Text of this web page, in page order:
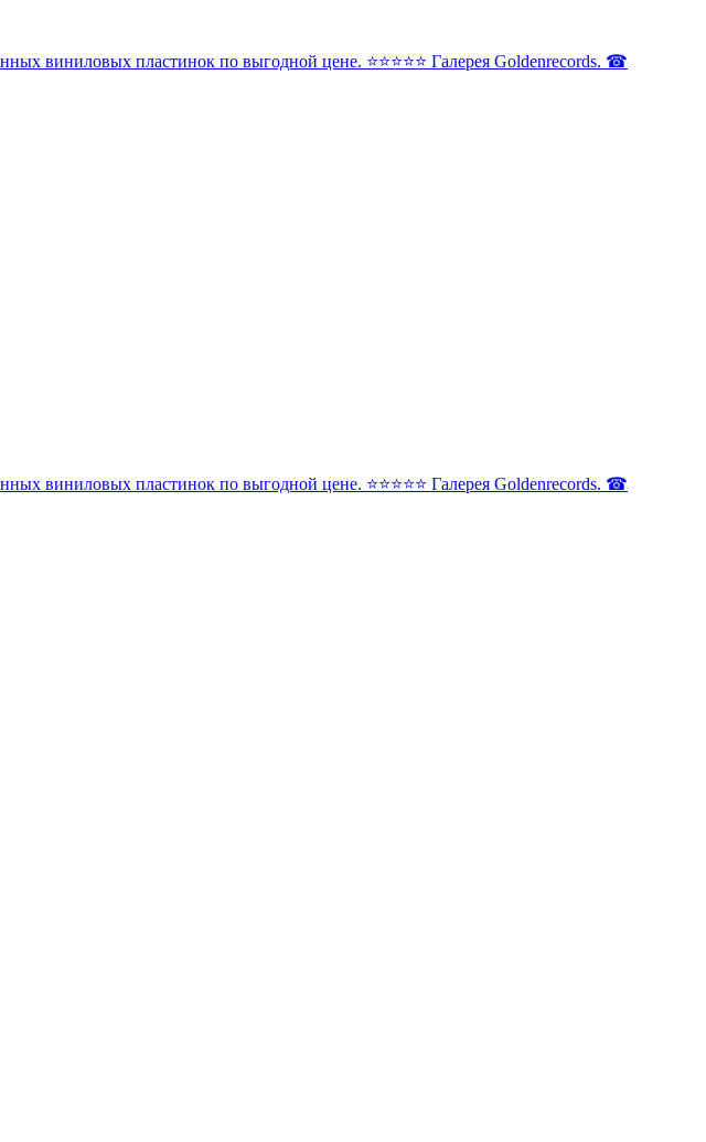
виниловых пластинок по выгодной цене. ⭐️⭐️⭐️⭐️⭐️ Галерея Goldenrecords. ☎
виниловых пластинок по выгодной цене. ⭐️⭐️⭐️⭐️⭐️ Галерея Goldenrecords. ☎